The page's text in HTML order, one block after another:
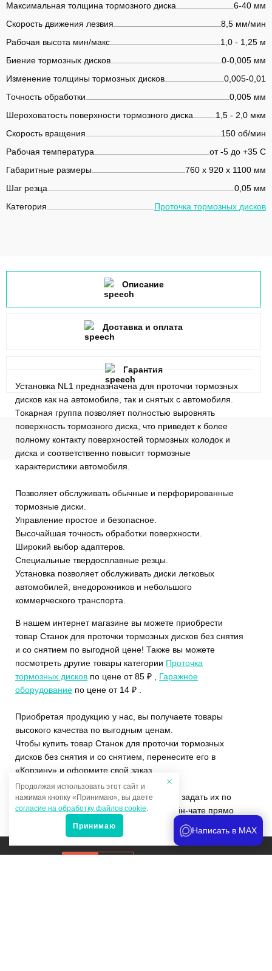
Максимальная толщина тормозного диска
6-40 мм
Скорость движения лезвия
8,5 мм/мин
Рабочая высота мин/макс
1,0 - 1,25 м
Биение тормозных дисков
0-0,005 мм
Изменение толщины тормозных дисков
0,005-0,01
Точность обработки
0,005 мм
Шероховатость поверхности тормозного диска
1,5 - 2,0 мкм
Скорость вращения
150 об/мин
Рабочая температура
от -5 до +35 С
Габаритные размеры
760 x 920 x 1100 мм
Шаг резца
0,05 мм
Категория
Проточка тормозных дисков
Описание
Установка NL1 предназначена для проточки тормозных
дисков как на автомобиле, так и снятых с автомобиля.
Токарная группа позволяет полностью выровнять
поверхность тормозного диска, что приведет к более
полному контакту поверхностей тормозных колодок и
диска и соответственно повысит тормозные
характеристики автомобиля.
Позволяет обслуживать обычные и перфорированные
тормозные диски.
Управление простое и безопасное.
Высочайшая точность обработки поверхности.
Широкий выбор адаптеров.
Специальные твердосплавные резцы.
Установка позволяет обслуживать диски легковых
автомобилей, внедорожников и небольшого
коммерческого транспорта.
В нашем интернет магазине вы можете приобрести
товар Станок для проточки тормозных дисков без снятия
и со снятием по выгодной цене! Также вы можете
посмотреть другие товары категории Проточка
тормозных дисков по цене от 85 ₽ , Гаражное
оборудование по цене от 14 ₽ .
Приобретая продукцию у нас, вы получаете товары
высокого качества по выгодным ценам.
Чтобы купить товар Станок для проточки тормозных
дисков без снятия и со снятием, перенесите его в
«Корзину» и оформите свой заказ.
Если у вас остались вопросы, вы можете задать их по
телефону+7 (4822)65-69-46или в онлайн-чате прямо
Доставка и оплата
Гарантия
Продвижение сайта
Продолжая использовать этот сайт и
нажимая кнопку «Принимаю», вы даете
согласие на обработку файлов cookie.
Принимаю Написать в MAX